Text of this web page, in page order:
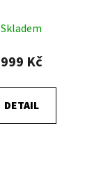
Skladem
999 Kč
DETAIL